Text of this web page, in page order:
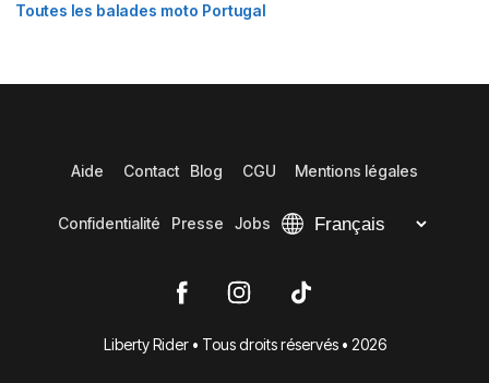
Toutes les balades moto Portugal
Aide Contact Blog CGU Mentions légales
Confidentialité Presse Jobs
Liberty Rider • Tous droits réservés • 2026